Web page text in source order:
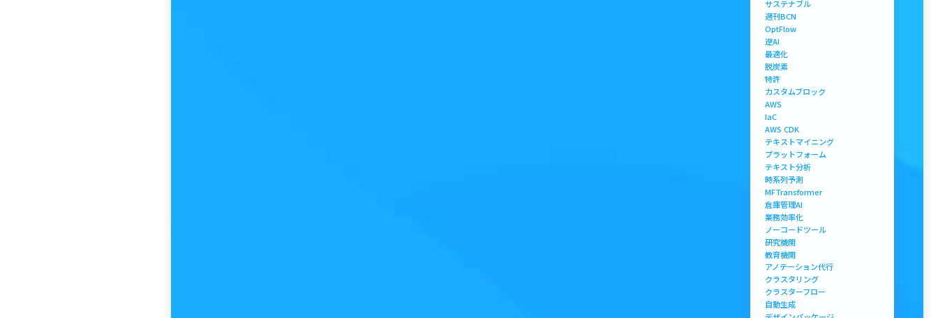
サステナブル
週刊BCN
OptFlow
逆AI
最適化
脱炭素
特許
カスタムブロック
AWS
IaC
AWS CDK
テキストマイニング
プラットフォーム
テキスト分析
時系列予測
MFTransformer
倉庫管理AI
業務効率化
ノーコードツール
研究機関
教育機関
アノテーション代行
クラスタリング
クラスターフロー
自動生成